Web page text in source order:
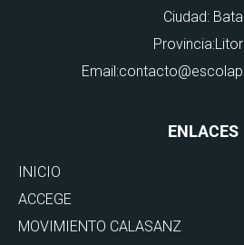
Ciudad: Bata
ENLACES
INICIO
ACCEGE
MOVIMIENTO CALASANZ